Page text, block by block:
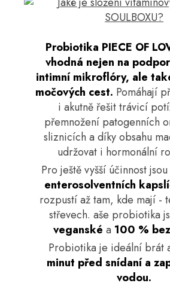
Probiotika PIECE OF
vhodná nejen na
intimní mikroflóry, ale
močových cest. Pomáhají
i akutně řešit trávicí
přemnožení patogenních
sliznicích a díky obsahu
udržovat i hormonální
Pro ještě vyšší účinnost
enterosolventních
rozpustí až tam, kde mají -
střevech. aše probiotika
veganské a 100 %
Probiotika je ideální brát
minut před snídaní a
vodou.